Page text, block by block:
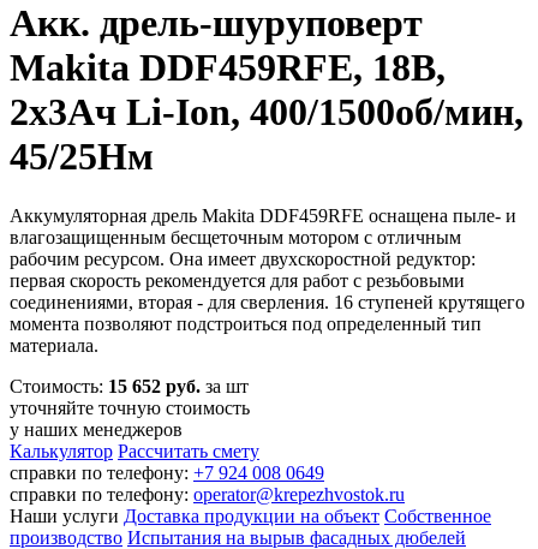
Акк. дрель-шуруповерт
Makita DDF459RFE, 18В,
2х3Ач Li-Ion, 400/1500об/мин,
45/25Нм
Аккумуляторная дрель Makita DDF459RFE оснащена пыле- и
влагозащищенным бесщеточным мотором с отличным
рабочим ресурсом. Она имеет двухскоростной редуктор:
первая скорость рекомендуется для работ с резьбовыми
соединениями, вторая - для сверления. 16 ступеней крутящего
момента позволяют подстроиться под определенный тип
материала.
Стоимость: 15 652 руб. за шт
уточняйте точную стоимость
у наших менеджеров
Калькулятор Рассчитать смету
справки по телефону: +7 924 008 0649
справки по телефону: operator@krepezhvostok.ru
Наши услуги Доставка продукции на объект Собственное
производство Испытания на вырыв фасадных дюбелей